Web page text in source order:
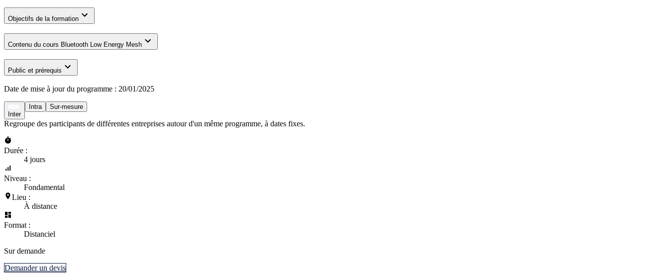
Objectifs de la formation
Contenu du cours Bluetooth Low Energy Mesh
Public et prérequis
Date de mise à jour du programme : 20/01/2025
Inter
Intra Sur-mesure
Regroupe des participants de différentes entreprises autour d'un même programme, à dates fixes.
Durée :
4 jours
Niveau :
Fondamental
Lieu :
À distance
Format :
Distanciel
Sur demande
Demander un devis